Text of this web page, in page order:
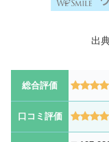
出
総合評価
口コミ評価